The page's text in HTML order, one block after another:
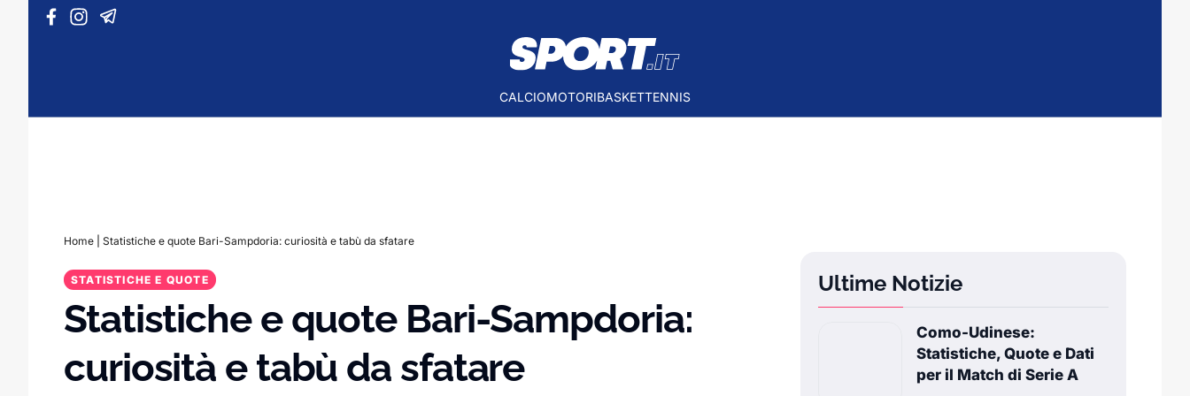
Vai al contenuto
CALCIOMOTORIBASKETTENNIS
Home Statistiche e quote Bari-Sampdoria: curiosità e tabù da sfatare
STATISTICHE E QUOTE
Statistiche e quote Bari-Sampdoria:
curiosità e tabù da sfatare
Ultime Notizie
Como-Udinese:
Statistiche, Quote e Dati
per il Match di Serie A